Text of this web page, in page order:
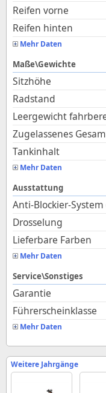
Reifen vorne
Reifen hinten
Mehr Daten
Maße\Gewichte
Sitzhöhe
Radstand
Leergewicht
Zugelassenes
Tankinhalt
Mehr Daten
Ausstattung
Anti-Blockier-System
Drosselung
Lieferbare Farben
Mehr Daten
Service\Sonstiges
Garantie
Führerscheinklasse
Mehr Daten
Weitere Jahrgänge